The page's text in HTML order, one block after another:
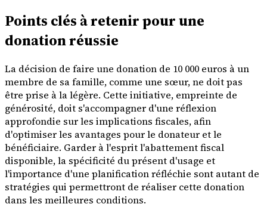
Points clés à retenir pour une
donation réussie
La décision de faire une donation de 10 000 euros à un
membre de sa famille, comme une sœur, ne doit pas
être prise à la légère. Cette initiative, empreinte de
générosité, doit s'accompagner d'une réflexion
approfondie sur les implications fiscales, afin
d'optimiser les avantages pour le donateur et le
bénéficiaire. Garder à l'esprit l'abattement fiscal
disponible, la spécificité du présent d'usage et
l'importance d'une planification réfléchie sont autant de
stratégies qui permettront de réaliser cette donation
dans les meilleures conditions.